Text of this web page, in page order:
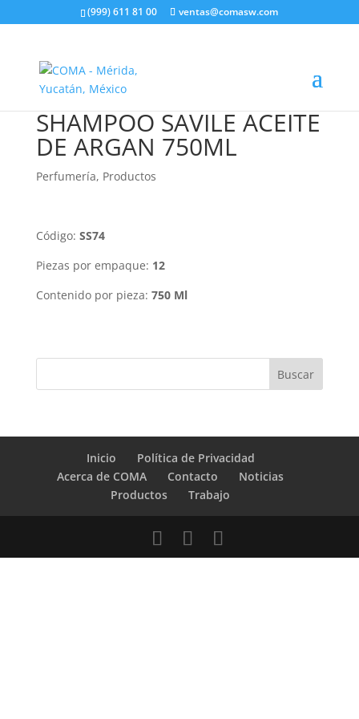
(999) 611 81 00 ventas@comasw.com
SHAMPOO SAVILE ACEITE
DE ARGAN 750ML
Perfumería, Productos
Código: SS74
Piezas por empaque: 12
Contenido por pieza: 750 Ml
Inicio
Política de Privacidad
Acerca de COMA
Contacto
Noticias
Productos
Trabajo